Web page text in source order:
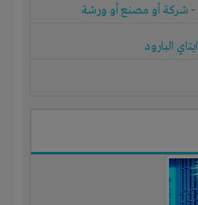
- شركة أو مصنع أو ورشة
ايتاي البارود